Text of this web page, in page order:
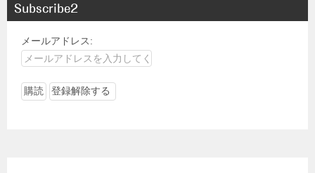
Subscribe2
メールアドレス: